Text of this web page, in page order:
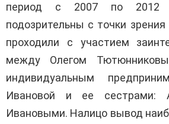
период с 2007 по 2012
подозрительны с точки зрения
проходили с участием
между Олегом
индивидуальным
Ивановой и ее сестрами:
Ивановыми. Налицо вывод